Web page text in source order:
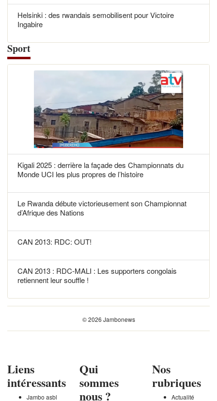
Helsinki : des rwandais semobilisent pour Victoire
Ingabire
Sport
Kigali 2025 : derrière la façade des Championnats du
Monde UCI les plus propres de l’histoire
Le Rwanda débute victorieusement son Championnat
d’Afrique des Nations
CAN 2013: RDC: OUT!
CAN 2013 : RDC-MALI : Les supporters congolais
retiennent leur souffle !
© 2026 Jambonews
Liens
intéressants
Jambo asbl
Qui
sommes
nous ?
Nos
rubriques
Actualité